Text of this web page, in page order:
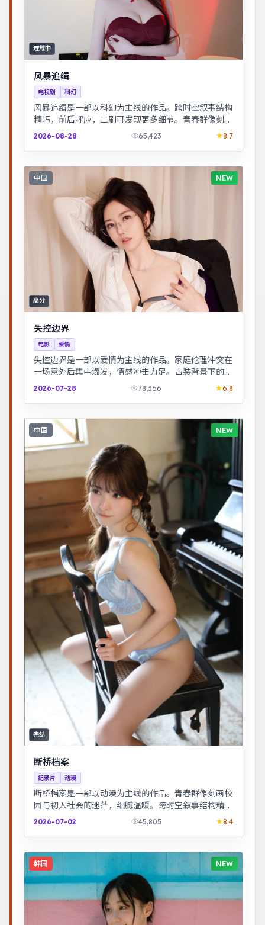
连载中
风暴追缉
电视剧 科幻
风暴追缉是一部以科幻为主线的作品。跨时空叙事结构
精巧，前后呼应，二刷可发现更多细节。青春群像刻画
校园与初入社会的迷茫，细腻温暖。
2026-08-28 65,423 8.7
中国 NEW
高分
失控边界
电影 爱情
失控边界是一部以爱情为主线的作品。家庭伦理冲突在
一场意外后集中爆发，情感冲击力足。古装背景下的人
性博弈，群像刻画细腻，权谋与情感并重。
2026-07-28 78,366 6.8
中国 NEW
完结
断桥档案
纪录片 动漫
断桥档案是一部以动漫为主线的作品。青春群像刻画校
园与初入社会的迷茫，细腻温暖。跨时空叙事结构精
巧，前后呼应，二刷可发现更多细节。
2026-07-02 45,805 8.4
韩国 NEW